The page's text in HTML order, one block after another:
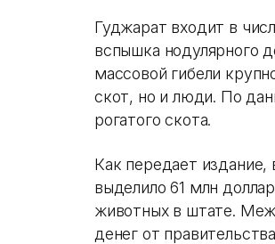
Гуджарат входит в
вспышка нодулярного
массовой гибели
скот, но и люди. По
рогатого скота.
Как передает
выделило 61 млн
животных в штате.
денег от